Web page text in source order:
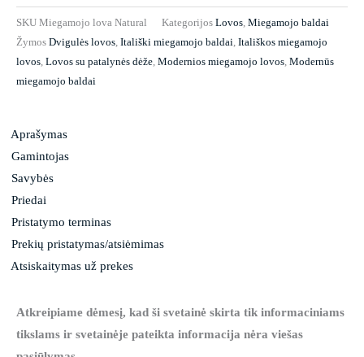
SKU Miegamojo lova Natural Kategorijos Lovos Miegamojo baldai
Žymos Dvigulės lovos Itališki miegamojo baldai Itališkos miegamojo
lovos Lovos su patalynės dėže Modernios miegamojo lovos Modernūs
miegamojo baldai
Aprašymas
Gamintojas
Savybės
Priedai
Pristatymo terminas
Prekių pristatymas/atsiėmimas
Atsiskaitymas už prekes
Atkreipiame dėmesį, kad ši svetainė skirta tik informaciniams
tikslams ir svetainėje pateikta informacija nėra viešas